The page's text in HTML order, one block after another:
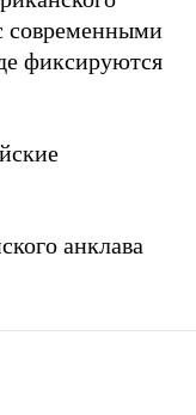
современными
фиксируются
анклава